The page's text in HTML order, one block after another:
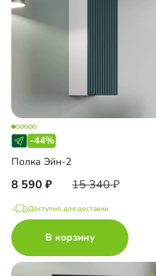
-44%
Полка Эйн-2
8 590 15 340
Доступно для доставки
В корзину